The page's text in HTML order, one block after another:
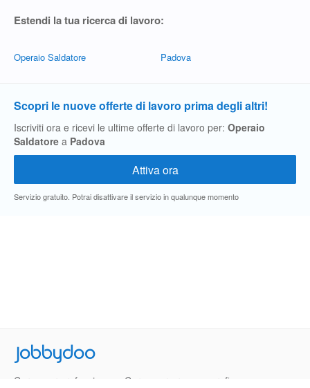
Estendi la tua ricerca di lavoro:
Operaio Saldatore Padova
Scopri le nuove offerte di lavoro prima degli altri!
Iscriviti ora e ricevi le ultime offerte di lavoro per: Operaio
Saldatore a Padova
Servizio gratuito. Potrai disattivare il servizio in qualunque momento
Jobbydoo
Cerca per professione Cerca per area geografica